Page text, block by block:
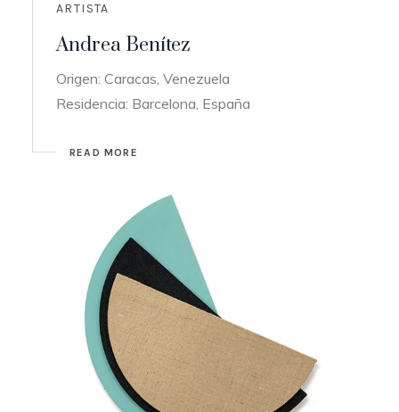
ARTISTA
Andrea Benítez
Origen: Caracas, Venezuela
Residencia: Barcelona, España
READ MORE